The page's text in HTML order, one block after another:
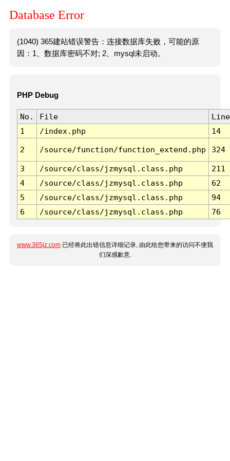
Database Error
(1040) 365建站错误警告：连接数据库失败，可能的原
因：1、数据库密码不对; 2、mysql未启动。
PHP Debug
No. File
Line
1
/index.php 14
2 /source/function/function_extend.php 324
3 /source/class/jzmysql.class.php
211
4
/source/class/jzmysql.class.php
62
5
/source/class/jzmysql.class.php
94
6
/source/class/jzmysql.class.php 76
www.365jz.com 已经将此出错信息详细记录, 由此给您带来的访问不便我
们深感歉意.